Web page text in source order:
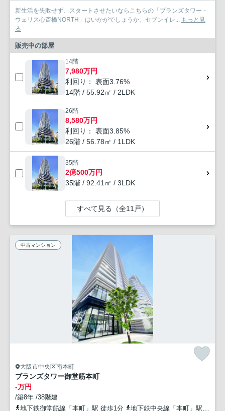
新生活を失敗せず、スタートさせたいならこちらの「ブランズタワー・
ウェリス心斎橋NORTH」はいかがでしょうか。セブンイレ... もっと見
る
販売中の部屋
14階
7,980万円
利回り： 表面3.76%
14階 / 55.92㎡ / 2LDK
26階
8,580万円
利回り： 表面3.85%
26階 / 56.78㎡ / 1LDK
35階
2億500万円
35階 / 92.41㎡ / 3LDK
すべて見る（全11戸）
中古マンション
大阪市中央区南本町
ブランズタワー御堂筋本町
-万円
/築8年 /38階建
地下鉄御堂筋線「本町」駅 徒歩1分
地下鉄中央線「本町」駅 徒歩1分